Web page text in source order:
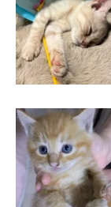
★Instagram、
でご投稿いただい
参照／Instagram（
文／二宮ねこむ